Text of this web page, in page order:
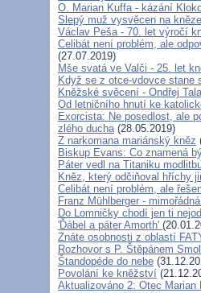
O. Marian Kuffa - kázání
Slepý muž vysvěcen na kněze
Václav Peša - 70. let výročí
Celibát není problém, ale
(27.07.2019)
Mše svatá ve Valči - 25. let
Když se z otce-vdovce stane
Kněžské svěcení - Ondřej
Od letničního hnutí ke
Exorcista: Ne posedlost, ale
zlého ducha(28.05.2019)
Z narkomana mariánský kněz
Biskup Evans: Co znamená
Páter vedl na Titaniku
Kněz, který odčiňoval hříchy
Celibát není problém, ale
Franz Mühlberger -
Do Lomničky chodí jen ti
'Ďábel a páter Amorth'
Znáte osobnosti z oblastí
Rozhovor s P. Štěpánem
Štandopéde do nebe
Povolání ke kněžství
Aktualizováno 2: Otec